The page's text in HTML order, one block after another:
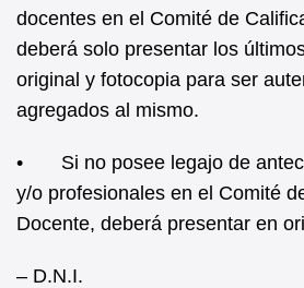
docentes en el Comité de
deberá solo presentar los
original y fotocopia para ser
agregados al mismo.
• Si no posee legajo de
y/o profesionales en el Comité
Docente, deberá presentar en
– D.N.I.